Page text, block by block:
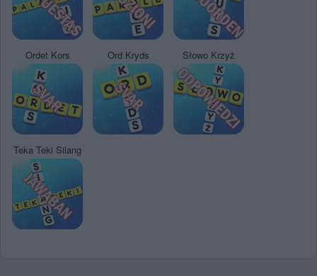
Ordet Kors Ord Kryds Słowo Krzyż
Teka Teki Silang